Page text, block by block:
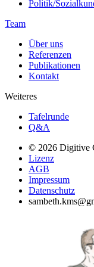
Politik/
Team
Über uns
Referenzen
Publikationen
Kontakt
Weiteres
Tafelrunde
Q&A
© 2026 Digitive
Lizenz
AGB
Impressum
Datenschutz